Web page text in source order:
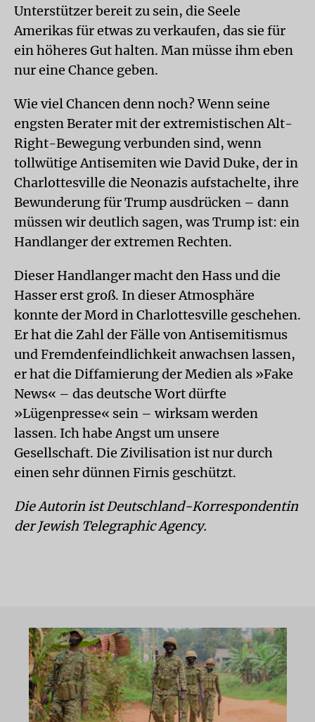
Unterstützer bereit zu sein, die Seele
Amerikas für etwas zu verkaufen, das sie für
ein höheres Gut halten. Man müsse ihm eben
nur eine Chance geben.
Wie viel Chancen denn noch? Wenn seine
engsten Berater mit der extremistischen Alt-
Right-Bewegung verbunden sind, wenn
tollwütige Antisemiten wie David Duke, der in
Charlottesville die Neonazis aufstachelte, ihre
Bewunderung für Trump ausdrücken – dann
müssen wir deutlich sagen, was Trump ist: ein
Handlanger der extremen Rechten.
Dieser Handlanger macht den Hass und die
Hasser erst groß. In dieser Atmosphäre
konnte der Mord in Charlottesville geschehen.
Er hat die Zahl der Fälle von Antisemitismus
und Fremdenfeindlichkeit anwachsen lassen,
er hat die Diffamierung der Medien als »Fake
News« – das deutsche Wort dürfte
»Lügenpresse« sein – wirksam werden
lassen. Ich habe Angst um unsere
Gesellschaft. Die Zivilisation ist nur durch
einen sehr dünnen Firnis geschützt.
Die Autorin ist Deutschland-Korrespondentin
der Jewish Telegraphic Agency.